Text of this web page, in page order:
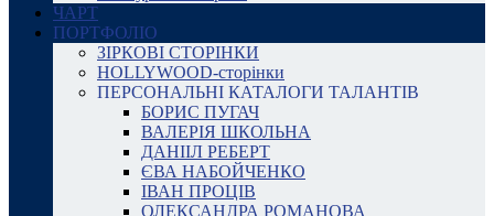
ЧАРТ
ПОРТФОЛІО
ЗІРКОВІ СТОРІНКИ
HOLLYWOOD-сторінки
ПЕРСОНАЛЬНІ КАТАЛОГИ ТАЛАНТІВ
БОРИС ПУГАЧ
ВАЛЕРІЯ ШКОЛЬНА
ДАНІІЛ РЕБЕРТ
ЄВА НАБОЙЧЕНКО
ІВАН ПРОЦІВ
ОЛЕКСАНДРА РОМАНОВА